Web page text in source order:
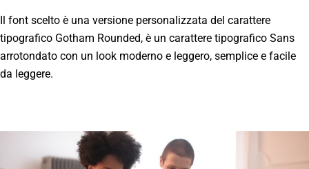
Il font scelto è una versione personalizzata del carattere
tipografico Gotham Rounded, è un carattere tipografico Sans
arrotondato con un look moderno e leggero, semplice e facile
da leggere.